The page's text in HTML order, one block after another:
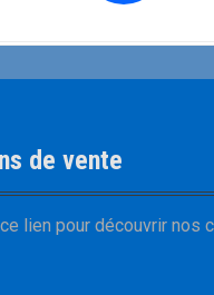
de vente
ce lien pour découvrir nos